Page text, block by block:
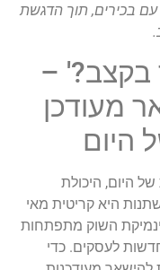
עם בכירים, תוך הדגשת
בקצב?' –
מעודכן
היום
היום, היכולת
היא קריטית מאי
השוק מתפתחות
לעסקים. כדי